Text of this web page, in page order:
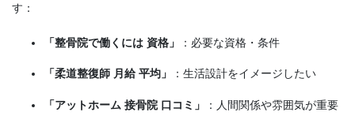
す：
「整骨院で働くには 資格」 ：必要な資格・条件
「柔道整復師 月給 平均」 ：生活設計をイメージしたい
「アットホーム 接骨院 口コミ」 ：人間関係や雰囲気が重要